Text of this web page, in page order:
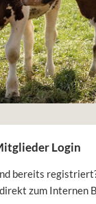
Login
bereits
zum Internen